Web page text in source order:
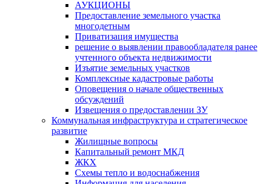
АУКЦИОНЫ
Предоставление земельного участка
многодетным
Приватизация имущества
решение о выявлении правообладателя ранее
учтенного объекта недвижимости
Изъятие земельных участков
Комплексные кадастровые работы
Оповещения о начале общественных
обсуждений
Извещения о предоставлении ЗУ
Коммунальная инфраструктура и стратегическое
развитие
Жилищные вопросы
Капитальный ремонт МКД
ЖКХ
Схемы тепло и водоснабжения